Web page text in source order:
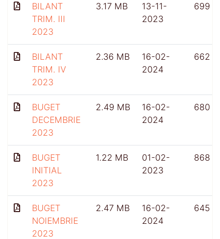
BILANT
TRIM. III
2023
3.17 MB
13-11-
2023
699
BILANT
TRIM. IV
2023
2.36 MB
16-02-
2024
662
BUGET
DECEMBRIE
2023
2.49 MB
16-02-
2024
680
BUGET
INITIAL
2023
1.22 MB
01-02-
2023
868
BUGET
NOIEMBRIE
2023
2.47 MB
16-02-
2024
645